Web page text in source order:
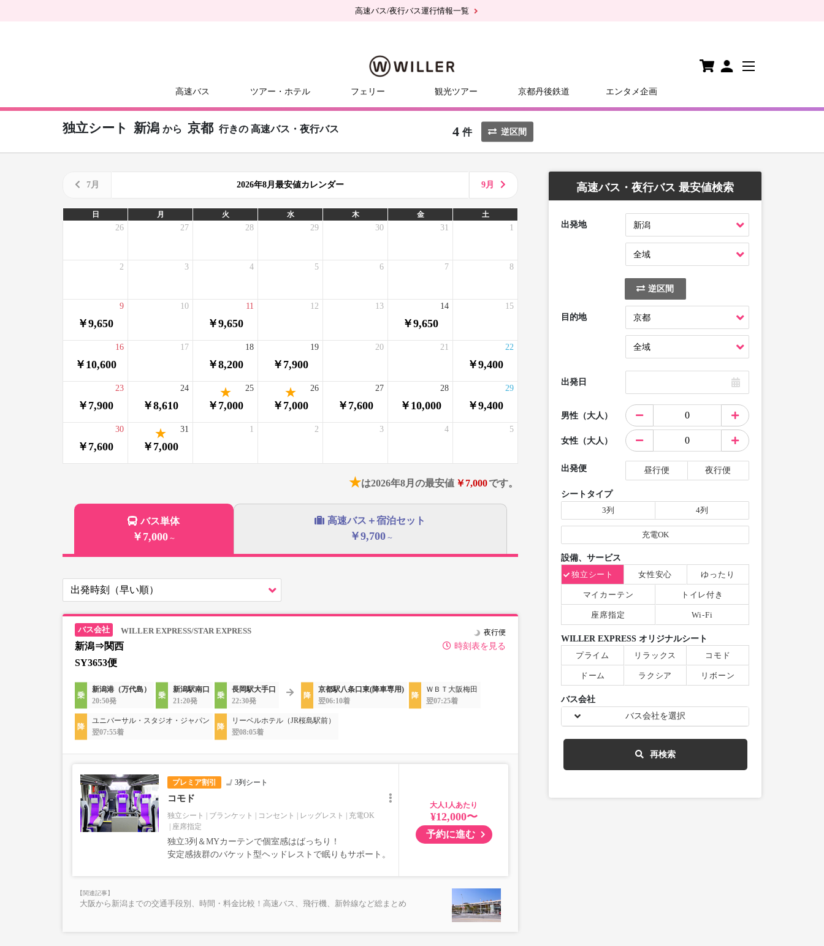
高速バス/夜行バス運行情報一覧
高速バス ツアー・ホテル フェリー 観光ツアー 京都丹後鉄道 エンタメ企画
独立シート 新潟 から 京都 行きの 高速バス・夜行バス 4 件 逆区間
7月 2026年8月最安値カレンダー 9月
日 月 火 水 木 金 土
26 27 28 29 30 31 1
2 3 4 5 6 7 8
￥9,650
9 10
￥9,650
11 12 13
￥9,650
14 15
￥10,600
16 17
￥8,200
18
￥7,900
19 20 21
￥9,400
22
￥7,900
23
￥8,610
24
￥7,000
25
￥7,000
26
￥7,600
27
￥10,000
28
￥9,400
29
￥7,600
30
￥7,000
31 1 2 3 4 5
★は2026年8月の最安値 ￥7,000です。
バス単体
￥7,000 ～
高速バス＋宿泊セット
￥9,700 ～
WILLER EXPRESS/STAR EXPRESS
新潟⇒関西
SY3653便
時刻表を見る
夜行便
新潟港（万代島）
20:50発
新潟駅南口
21:20発
長岡駅大手口
22:30発
京都駅八条口東(降車専用)
翌06:10着
ＷＢＴ大阪梅田
翌07:25着
ユニバーサル・スタジオ・ジャパン
翌07:55着
リーベルホテル（JR桜島駅前）
翌08:05着
プレミア割引 3列シート
コモド
独立シート ブランケット コンセント レッグレスト
充電OK
座席指定
独立3列＆MYカーテンで個室感はばっちり！
安定感抜群のバケット型ヘッドレストで眠りもサポート。
大人
¥12,000〜
予約に進む
大阪から新潟までの交通手段別、時間・料金比較！高速バス、飛行機、新幹線など総まとめ
高速バス・夜行バス 最安値検索
出発地
逆区間
目的地
出発日
男性（大人）
女性（大人）
出発便 昼行便 夜行便
シートタイプ
3列
4列
充電OK
設備、サービス
独立シート
女性安心 ゆったり
マイカーテン トイレ付き
座席指定 Wi-Fi
WILLER EXPRESS オリジナルシート
プライム
リラックス コモド
ドーム ラクシア リボーン
バス会社
バス会社を選択
再検索